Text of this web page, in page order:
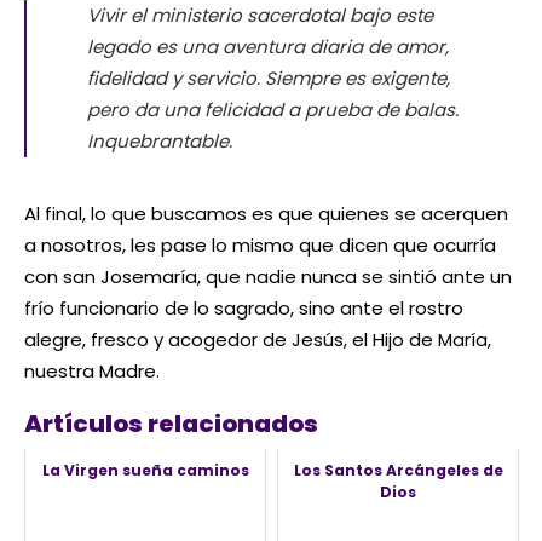
Vivir el ministerio sacerdotal bajo este
legado es una aventura diaria de amor,
fidelidad y servicio. Siempre es exigente,
pero da una felicidad a prueba de balas.
Inquebrantable.
Al final, lo que buscamos es que quienes se acerquen
a nosotros, les pase lo mismo que dicen que ocurría
con san Josemaría, que nadie nunca se sintió ante un
frío funcionario de lo sagrado, sino ante el rostro
alegre, fresco y acogedor de Jesús, el Hijo de María,
nuestra Madre.
Artículos relacionados
La Virgen sueña caminos
Los Santos Arcángeles de
Dios